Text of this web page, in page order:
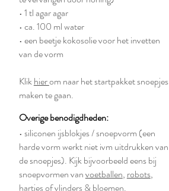
• 1 tl agar agar
• ca. 100 ml water
• een beetje kokosolie voor het invetten
van de vorm
Klikhierom naar het startpakket snoepjes
maken te gaan.
Overige benodigdheden:
• siliconen ijsblokjes / snoepvorm (een
harde vorm werkt niet ivm uitdrukken van
de snoepjes). Kijk bijvoorbeeld eens bij
snoepvormen vanvoetballen, robots,
hartjesofvlinders & bloemen.